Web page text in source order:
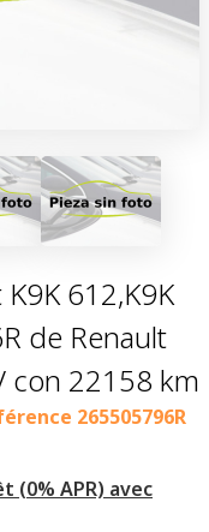
612,K9K
de Renault
con 22158 km
265505796R
(0% APR) avec